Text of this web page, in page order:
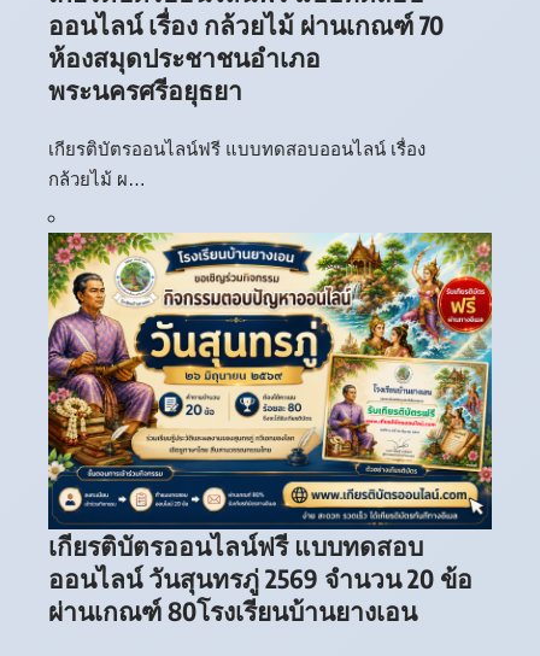
ออนไลน์ เรื่อง กล้วยไม้ ผ่านเกณฑ์ 70
ห้องสมุดประชาชนอำเภอ
พระนครศรีอยุธยา
เกียรติบัตรออนไลน์ฟรี แบบทดสอบออนไลน์ เรื่อง
กล้วยไม้ ผ…
เกียรติบัตรออนไลน์ฟรี แบบทดสอบ
ออนไลน์ วันสุนทรภู่ 2569 จำนวน 20 ข้อ
ผ่านเกณฑ์ 80โรงเรียนบ้านยางเอน